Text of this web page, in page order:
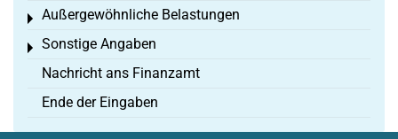
Außergewöhnliche Belastungen
Toggle menu
Sonstige Angaben
Toggle menu
Nachricht ans Finanzamt
Ende der Eingaben